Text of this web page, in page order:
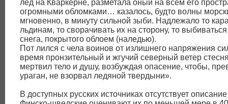
лед на Кваркерне, разметала оный на всем его
огромными обломками… казалось, будто волны
мгновенно, в минуту сильной зыби. Надлежало то
льдинам, то сворачивать их на сторону, то выбиваться
снега, покрытого облоем (наледью).
Пот лился с чела воинов от излишнего напряжения
время пронзительный и жгучий северный ветер
мертвил тело и душу, возбуждая опасение, чтобы,
ураган, не взорвал ледяной твердыни».
В доступных русских источниках отсутствует